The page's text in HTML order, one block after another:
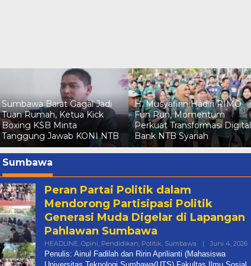
Sumbawa Barat Gagal Jadi
Tuan Rumah, Ketua Kick
Boxing KSB Minta
Tanggung Jawab KONI NTB
H. Musyafirin Hadiri RIMO
Fun Run, Momentum
Perkuat Transformasi Digital
Bank NTB Syariah
Sumbawa
Peran Partai Politik dalam
Mendorong Partisipasi Politik
Generasi Muda Digelar di Lapangan
Pahlawan Sumbawa
HEADLINE Opini Pendidikan Politik Sumbawa | Juni 4, 2026
Penulis: Ainul Fadilah dan Ririn Aprilianti (Mahasiswa
Universitas Teknologi Sumbawa(UTS) Fakultas Ilmu Sosial